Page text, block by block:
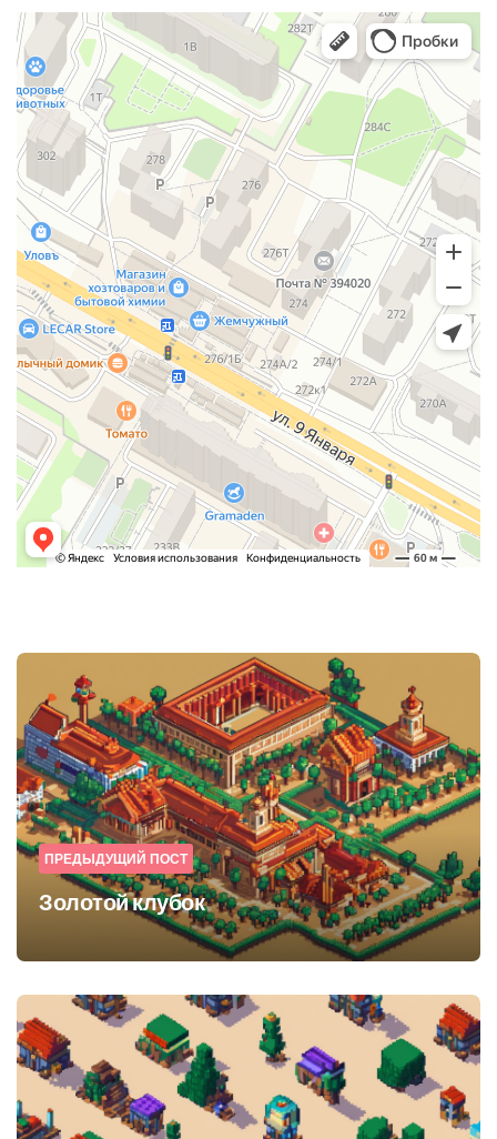
Post
navigation
ПРЕДЫДУЩИЙ ПОСТ
Золотой клубок